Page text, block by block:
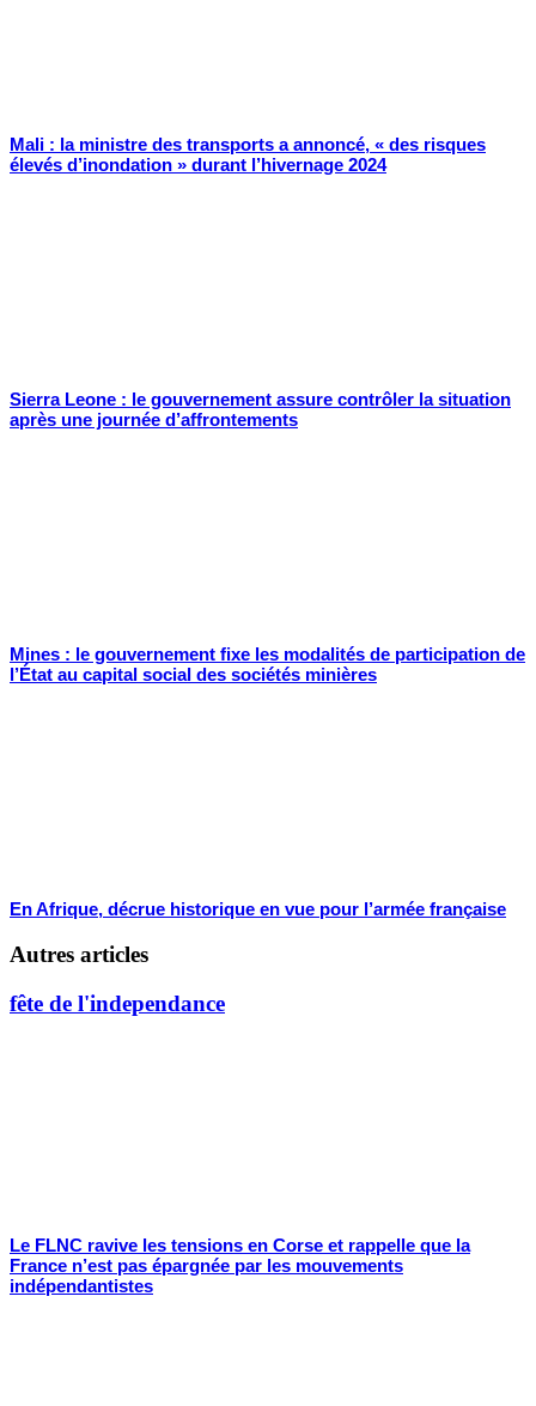
Mali : la ministre des transports a annoncé, « des risques
élevés d’inondation » durant l’hivernage 2024
Sierra Leone : le gouvernement assure contrôler la situation
après une journée d’affrontements
Mines : le gouvernement fixe les modalités de participation de
l’État au capital social des sociétés minières
En Afrique, décrue historique en vue pour l’armée française
Autres articles
fête de l'independance
Le FLNC ravive les tensions en Corse et rappelle que la
France n’est pas épargnée par les mouvements
indépendantistes